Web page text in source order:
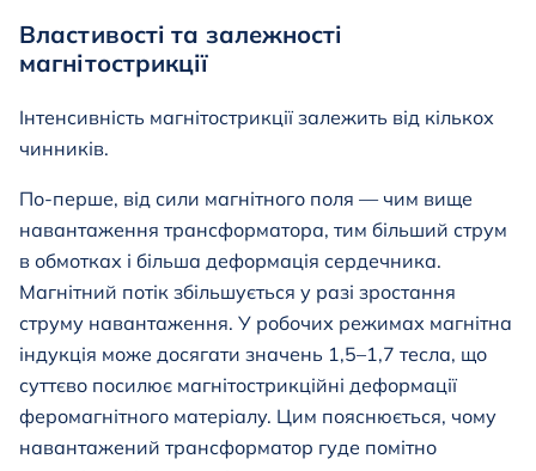
Властивості та залежності
магнітострикції
Інтенсивність магнітострикції залежить від кількох
чинників.
По-перше, від сили магнітного поля — чим вище
навантаження трансформатора, тим більший струм
в обмотках і більша деформація сердечника.
Магнітний потік збільшується у разі зростання
струму навантаження. У робочих режимах магнітна
індукція може досягати значень 1,5–1,7 тесла, що
суттєво посилює магнітострикційні деформації
феромагнітного матеріалу. Цим пояснюється, чому
навантажений трансформатор гуде помітно